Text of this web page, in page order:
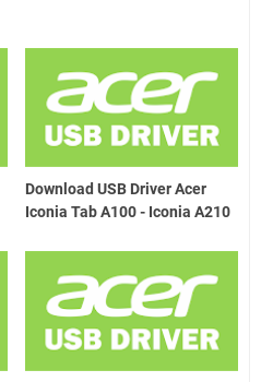
Download USB Driver Acer
Iconia Tab A100 - Iconia A210